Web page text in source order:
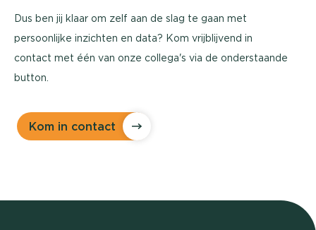
Dus ben jij klaar om zelf aan de slag te gaan met
persoonlijke inzichten en data? Kom vrijblijvend in
contact met één van onze collega's via de onderstaande
button.
Kom in contact